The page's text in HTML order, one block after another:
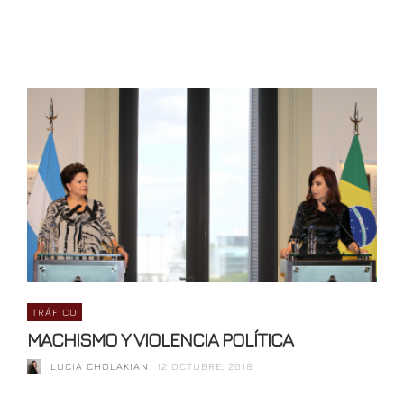
TRÁFICO
MACHISMO Y VIOLENCIA POLÍTICA
LUCIA CHOLAKIAN 12 OCTUBRE, 2018